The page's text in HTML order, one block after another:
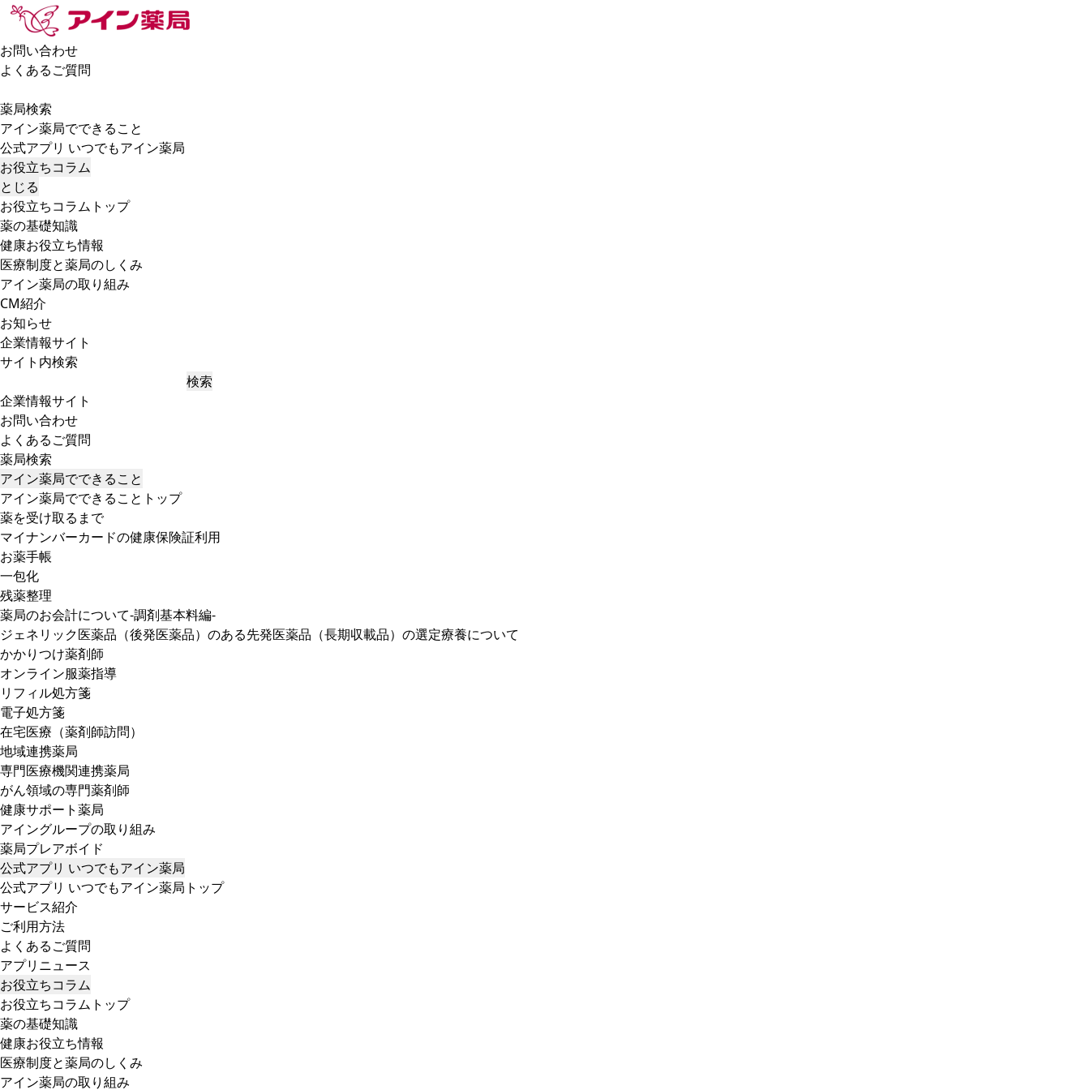
お問い合わせ
よくあるご質問
薬局検索
アイン薬局でできること
公式アプリ いつでもアイン薬局
お役立ちコラム
とじる
お役立ちコラムトップ
薬の基礎知識
健康お役立ち情報
医療制度と薬局のしくみ
アイン薬局の取り組み
CM紹介
お知らせ
企業情報サイト
サイト内検索
検索
企業情報サイト
お問い合わせ
よくあるご質問
薬局検索
アイン薬局でできること
アイン薬局でできることトップ
薬を受け取るまで
マイナンバーカードの健康保険証利用
お薬手帳
一包化
残薬整理
薬局のお会計について-調剤基本料編-
ジェネリック医薬品（後発医薬品）のある先発医薬品（長期収載品）の選定療養について
かかりつけ薬剤師
オンライン服薬指導
リフィル処方箋
電子処方箋
在宅医療（薬剤師訪問）
地域連携薬局
専門医療機関連携薬局
がん領域の専門薬剤師
健康サポート薬局
アイングループの取り組み
薬局プレアボイド
公式アプリ いつでもアイン薬局
公式アプリ いつでもアイン薬局トップ
サービス紹介
ご利用方法
よくあるご質問
アプリニュース
お役立ちコラム
お役立ちコラムトップ
薬の基礎知識
健康お役立ち情報
医療制度と薬局のしくみ
アイン薬局の取り組み